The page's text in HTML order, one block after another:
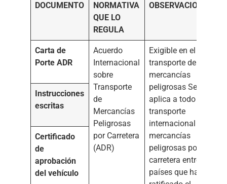
DOCUMENTO
NORMATIVA
QUE LO
REGULA
OBSERVACIONES
Carta de
Porte ADR
Acuerdo
Internacional
sobre
Transporte
de
Mercancías
Peligrosas
por Carretera
(ADR)
Exigible en el
transporte de
mercancías
peligrosas Se
aplica a todo
transporte
internacional de
mercancías
peligrosas por
carretera entre los
países que han
Instrucciones
escritas
Certificado
de
aprobación
del vehículo